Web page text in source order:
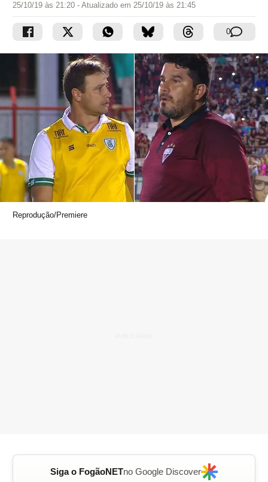
25/10/19 às 21:20 - Atualizado em 25/10/19 às 21:45
0
Reprodução/Premiere
Siga o FogãoNETno Google Discover